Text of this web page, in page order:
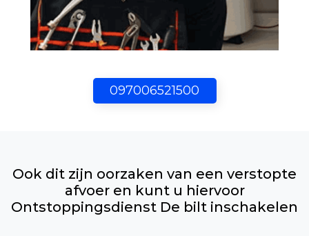
097006521500
Ook dit zijn oorzaken van een verstopte
afvoer en kunt u hiervoor
Ontstoppingsdienst De bilt inschakelen